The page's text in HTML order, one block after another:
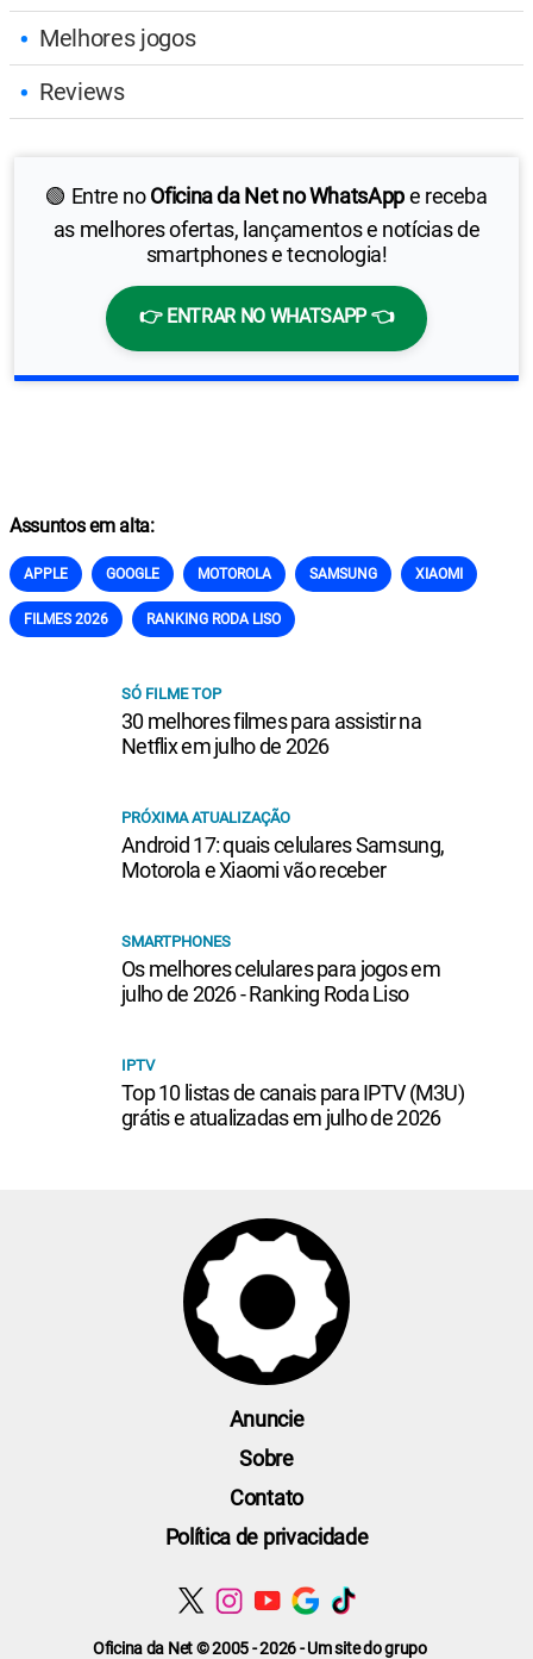
Melhores jogos
Reviews
🟢 Entre noOficina da Net no WhatsAppe receba
as melhores ofertas, lançamentos e notícias de
smartphones e tecnologia!
👉 ENTRAR NO WHATSAPP 👈
Assuntos em alta:
APPLE GOOGLE MOTOROLA SAMSUNG XIAOMI
FILMES 2026 RANKING RODA LISO
SÓ FILME TOP
30 melhores filmes para assistir na
Netflix em julho de 2026
PRÓXIMA ATUALIZAÇÃO
Android 17: quais celulares Samsung,
Motorola e Xiaomi vão receber
SMARTPHONES
Os melhores celulares para jogos em
julho de 2026 - Ranking Roda Liso
IPTV
Top 10 listas de canais para IPTV (M3U)
grátis e atualizadas em julho de 2026
Oficina da Net © 2005 - 2026 - Um site do grupo
Anuncie
Sobre
Contato
Política de privacidade